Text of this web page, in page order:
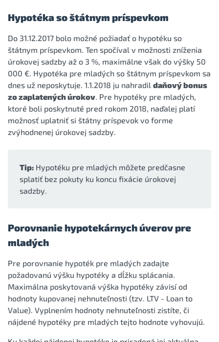
Hypotéka so štátnym príspevkom
Do 31.12.2017 bolo možné požiadať o hypotéku so
štátnym príspevkom. Ten spočíval v možnosti zníženia
úrokovej sadzby až o 3 %, maximálne však do výšky 50
000 €. Hypotéka pre mladých so štátnym príspevkom sa
dnes už neposkytuje. 1.1.2018 ju nahradil daňový bonus
zo zaplatených úrokov. Pre hypotéky pre mladých,
ktoré boli poskytnuté pred rokom 2018, naďalej platí
možnosť uplatniť si štátny príspevok vo forme
zvýhodnenej úrokovej sadzby.
Tip: Hypotéku pre mladých môžete predčasne
splatiť bez pokuty ku koncu fixácie úrokovej
sadzby.
Porovnanie hypotekárnych úverov pre
mladých
Pre porovnanie hypoték pre mladých zadajte
požadovanú výšku hypotéky a dĺžku splácania.
Maximálna poskytovaná výška hypotéky závisí od
hodnoty kupovanej nehnuteľnosti (tzv. LTV - Loan to
Value). Vyplnením hodnoty nehnuteľnosti zistíte, či
nájdené hypotéky pre mladých tejto hodnote vyhovujú.